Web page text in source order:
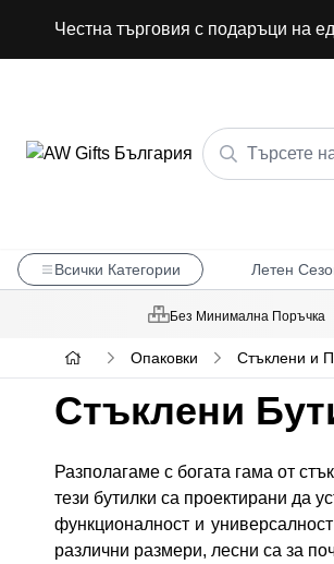
Честна търговия с подаръци на
Всички Категории Летен
Без Минимална Поръчка
Опаковки Стъклени и
Стъклени
Разполагаме с богата гама от
тези бутилки са проектирани да
функционалност и
различни размери, лесни са за